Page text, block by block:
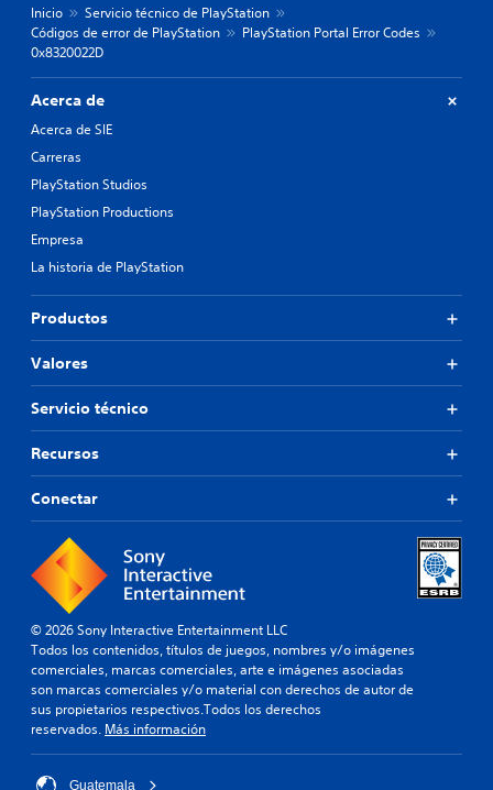
Inicio
Servicio técnico de PlayStation
Códigos de error de PlayStation
PlayStation Portal Error Codes
0x8320022D
Acerca de
Acerca de SIE
Carreras
PlayStation Studios
PlayStation Productions
Empresa
La historia de PlayStation
Productos
Valores
Servicio técnico
Recursos
Conectar
© 2026 Sony Interactive Entertainment LLC
Todos los contenidos, títulos de juegos, nombres y/o imágenes
comerciales, marcas comerciales, arte e imágenes asociadas
son marcas comerciales y/o material con derechos de autor de
sus propietarios respectivos.Todos los derechos
reservados. Más información
Guatemala